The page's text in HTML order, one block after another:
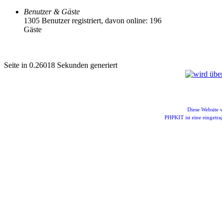
Benutzer & Gäste
1305 Benutzer registriert, davon online: 196
Gäste
Seite in 0.26018 Sekunden generiert
Diese Website
PHPKIT ist eine